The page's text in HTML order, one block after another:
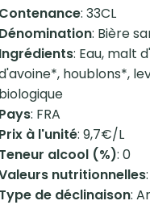
: 33CL
: Bière
: Eau, malt
houblons*,
: FRA
à l'unité: 9,7€/L
alcool (%): 0
nutritionnelles
de déclinaison: